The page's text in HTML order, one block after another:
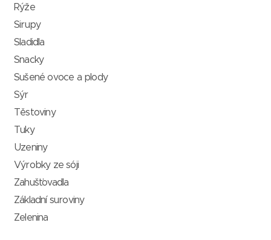
Rýže
Sirupy
Sladidla
Snacky
Sušené ovoce a plody
Sýr
Těstoviny
Tuky
Uzeniny
Výrobky ze sóji
Zahušťovadla
Základní suroviny
Zelenina